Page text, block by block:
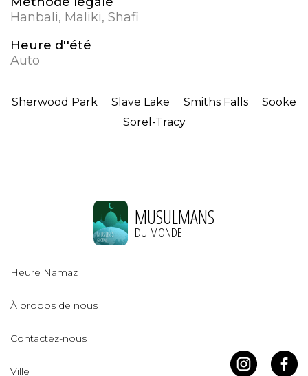
Hanbali, Maliki, Shafi
Heure d''été
Auto
Sherwood Park Slave Lake Smiths Falls
Sooke
Sorel-Tracy
MUSULMANS
DU MONDE
Heure Namaz
À propos de nous
Contactez-nous
Ville